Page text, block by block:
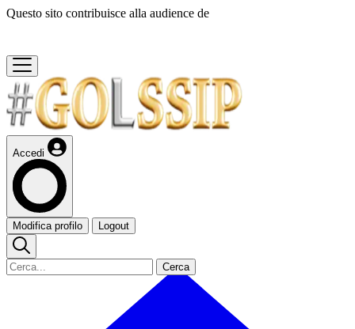
Questo sito contribuisce alla audience de
Accedi
Modifica profilo Logout
Cerca